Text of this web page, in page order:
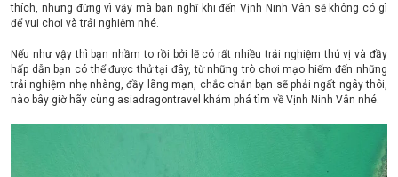
thích, nhưng đừng vì vậy mà bạn nghĩ khi đến Vịnh Ninh Vân sẽ không có gì
để vui chơi và trải nghiệm nhé.
Nếu như vậy thì bạn nhầm to rồi bởi lẽ có rất nhiều trải nghiệm thú vị và đầy
hấp dẫn bạn có thể được thử tại đây, từ những trò chơi mạo hiểm đến những
trải nghiệm nhẹ nhàng, đầy lãng mạn, chắc chắn bạn sẽ phải ngất ngây thôi,
nào bây giờ hãy cùng asiadragontravel khám phá tìm về Vịnh Ninh Vân nhé.